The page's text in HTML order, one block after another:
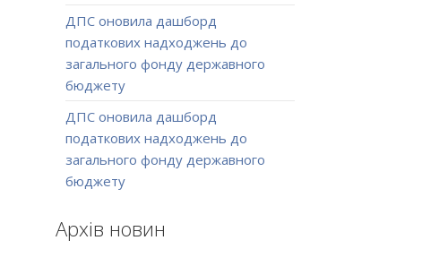
ДПС оновила дашборд
податкових надходжень до
загального фонду державного
бюджету
ДПС оновила дашборд
податкових надходжень до
загального фонду державного
бюджету
Архів новин